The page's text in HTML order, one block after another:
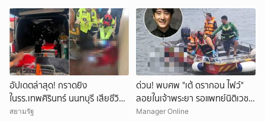
อัปเดตล่าสุด! กราดยิง
ในรร.เทพศิรินทร์ นนทบุรี เสียชีวิต
รวม 7 ราย เป็นครู 3 ราย นักเรียน
สยามรัฐ
ด่วน! พบศพ "เต้ ดรากอน ไฟว์"
ลอยในเจ้าพระยา รอแพทย์นิติเวช-
ตร.มาตรวจสอบ
Manager Online